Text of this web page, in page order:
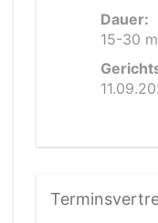
Dauer:
15-30